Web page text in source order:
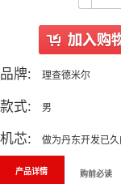
品牌: 理查德米尔
款式: 男
机芯: 做为丹东开发已
产品详情 购前必读